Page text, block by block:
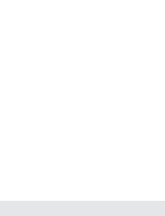
Harjumaal -